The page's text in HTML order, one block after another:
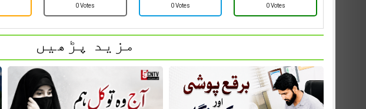
0 Votes 0 Votes 0 Votes
مزید پڑھیں